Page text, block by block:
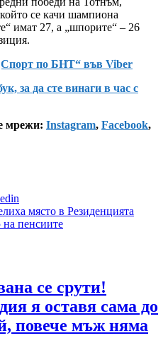
се качи шампиона
имат 27, а „шпорите“ – 26
по БНТ“ във Viber
за да сте винаги в час с
мрежи: Instagram, Facebook,
място в Резиденцията
на пенсиите
се срути!
я оставя сама до
повече мъж няма